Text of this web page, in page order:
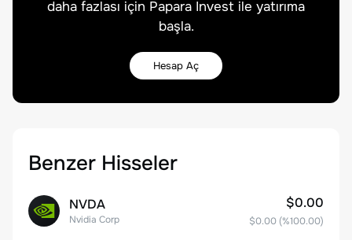
daha fazlası için Papara Invest ile yatırıma
başla.
Hesap Aç
Benzer Hisseler
NVDA
Nvidia Corp
$0.00
$0.00 (%100.00)